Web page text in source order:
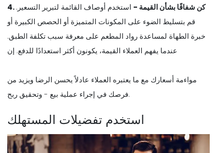
4. كن شفافًا بشأن القيمة - استخدم أوصاف القائمة لتبرير التسعير.
قم بتسليط الضوء على المكونات المتميزة أو الحصص الكبيرة أو
خبرة الطهاة لمساعدة رواد المطعم على معرفة سبب تكلفة الطبق.
عندما يفهم العملاء القيمة، يكونون أكثر استعدادًا للدفع. إن
مواءمة أسعارك مع ما يعتبره العملاء عادلاً يحسن الرضا ويزيد من
فرصك في إجراء عملية بيع - وتحقيق ربح.
استخدم تفضيلات المستهلك